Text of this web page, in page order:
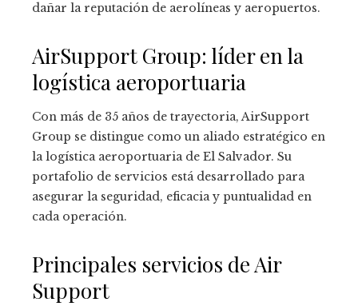
dañar la reputación de aerolíneas y aeropuertos.
AirSupport Group: líder en la
logística aeroportuaria
Con más de 35 años de trayectoria, AirSupport
Group se distingue como un aliado estratégico en
la logística aeroportuaria de El Salvador. Su
portafolio de servicios está desarrollado para
asegurar la seguridad, eficacia y puntualidad en
cada operación.
Principales servicios de Air
Support